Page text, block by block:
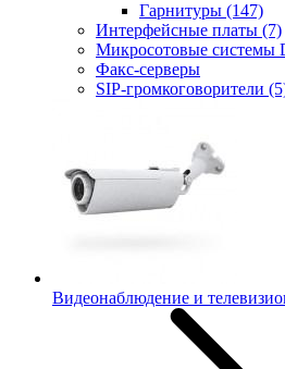
Гарнитуры (147)
Интерфейсные платы (7)
Микросотовые системы
Факс-серверы
SIP-громкоговорители
Видеонаблюдение и